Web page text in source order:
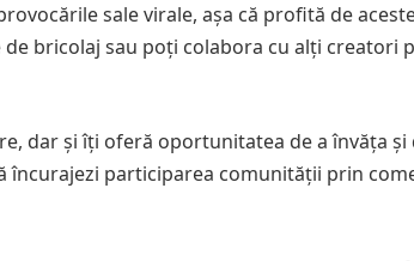
sale virale, așa că profită de
bricolaj sau poți colabora cu alți creatori
dar și îți oferă oportunitatea de a învăța și
încurajezi participarea comunității prin